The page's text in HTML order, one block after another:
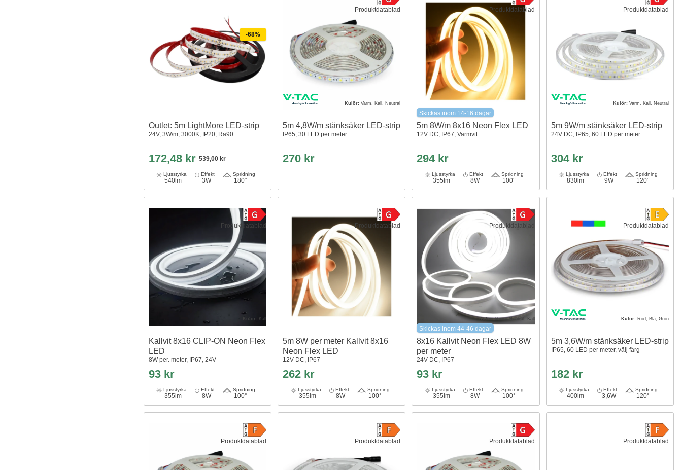
-68%
Outlet: 5m LightMore LED-strip
24V, 3W/m, 3000K, IP20, Ra90
172,48 kr539,00 kr
Ljusstyrka
540lm
Effekt
3W
Spridning
180°
Produktdatablad
Kulör:Varm, Kall, Neutral
5m 4,8W/m stänksäker LED-strip
IP65, 30 LED per meter
270 kr
Produktdatablad
Skickas inom 14-16 dagar
5m 8W/m 8x16 Neon Flex LED
12V DC, IP67, Varmvit
294 kr
Ljusstyrka
355lm
Effekt
8W
Spridning
100°
Produktdatablad
Kulör: Varm, Kall, Neutral
5m 9W/m stänksäker LED-strip
24V DC, IP65, 60 LED per meter
304 kr
Ljusstyrka
830lm
Effekt
9W
Spridning
120°
Produktdatablad
Kulör: Kall
Kallvit 8x16 CLIP-ON Neon Flex
LED
8W per. meter, IP67, 24V
93 kr
Ljusstyrka
355lm
Effekt
8W
Spridning
100°
Produktdatablad
5m 8W per meter Kallvit 8x16
Neon Flex LED
12V DC, IP67
262 kr
Ljusstyrka
355lm
Effekt
8W
Spridning
100°
Produktdatablad
Kulör:Varm, Neutral, Kall
Skickas inom 44-46 dagar
8x16 Kallvit Neon Flex LED 8W
per meter
24V DC, IP67
93 kr
Ljusstyrka
355lm
Effekt
8W
Spridning
100°
Produktdatablad
Kulör: Röd, Blå, Grön
5m 3,6W/m stänksäker LED-strip
IP65, 60 LED per meter, välj färg
182 kr
Ljusstyrka
400lm
Effekt
3,6W
Spridning
120°
Produktdatablad Produktdatablad Produktdatablad Produktdatablad